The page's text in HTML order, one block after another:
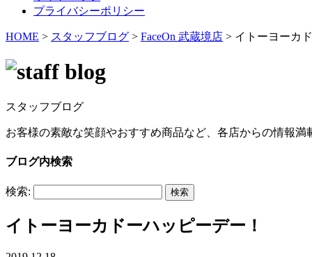
プライバシーポリシー
HOME > スタッフブログ > FaceOn 武蔵境店 > イトーヨーカ
スタッフブログ
お客様の素敵な笑顔やおすすめ商品など、各店からの情報満
ブログ内検索
検索:
イトーヨーカドーハッピーデー！